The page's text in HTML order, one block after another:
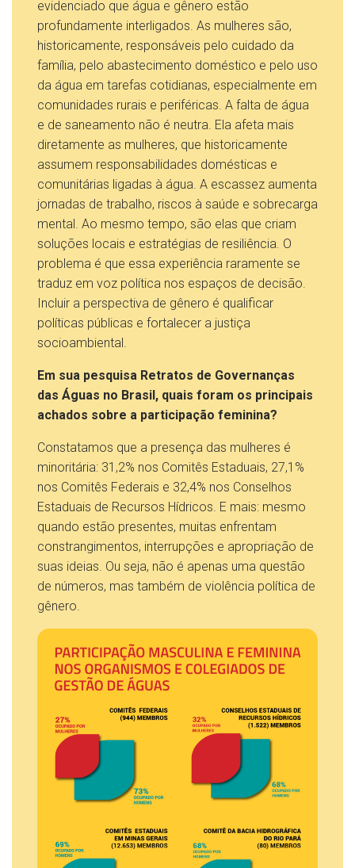
evidenciado que água e gênero estão
profundamente interligados. As mulheres são,
historicamente, responsáveis pelo cuidado da
família, pelo abastecimento doméstico e pelo uso
da água em tarefas cotidianas, especialmente em
comunidades rurais e periféricas. A falta de água
e de saneamento não é neutra. Ela afeta mais
diretamente as mulheres, que historicamente
assumem responsabilidades domésticas e
comunitárias ligadas à água. A escassez aumenta
jornadas de trabalho, riscos à saúde e sobrecarga
mental. Ao mesmo tempo, são elas que criam
soluções locais e estratégias de resiliência. O
problema é que essa experiência raramente se
traduz em voz política nos espaços de decisão.
Incluir a perspectiva de gênero é qualificar
políticas públicas e fortalecer a justiça
socioambiental.
Em sua pesquisa Retratos de Governanças
das Águas no Brasil, quais foram os principais
achados sobre a participação feminina?
Constatamos que a presença das mulheres é
minoritária: 31,2% nos Comitês Estaduais, 27,1%
nos Comitês Federais e 32,4% nos Conselhos
Estaduais de Recursos Hídricos. E mais: mesmo
quando estão presentes, muitas enfrentam
constrangimentos, interrupções e apropriação de
suas ideias. Ou seja, não é apenas uma questão
de números, mas também de violência política de
gênero.